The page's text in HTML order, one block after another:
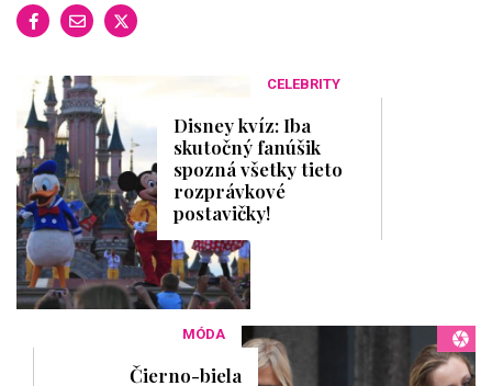
CELEBRITY
Disney kvíz: Iba
skutočný fanúšik
spozná všetky tieto
rozprávkové
postavičky!
MÓDA
Čierno-biela